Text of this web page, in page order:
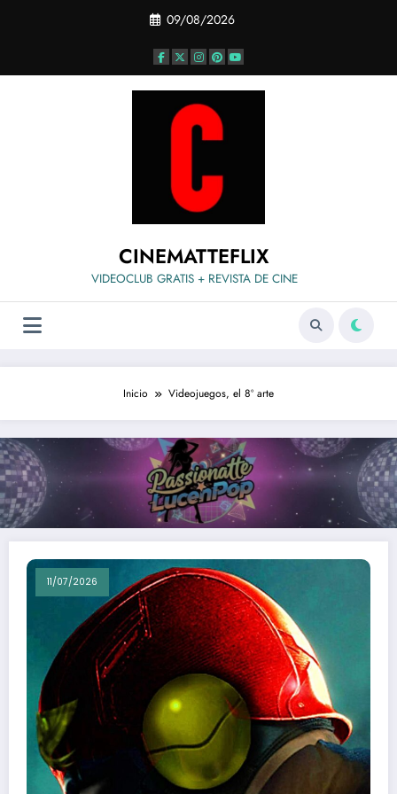
09/08/2026
CINEMATTEFLIX
VIDEOCLUB GRATIS + REVISTA DE CINE
Inicio Videojuegos, el 8º arte
11/07/2026